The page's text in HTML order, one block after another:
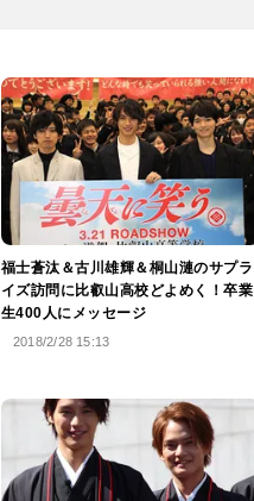
福士蒼汰＆古川雄輝＆桐山漣のサプラ
イズ訪問に比叡山高校どよめく！卒業
生400人にメッセージ
2018/2/28 15:13